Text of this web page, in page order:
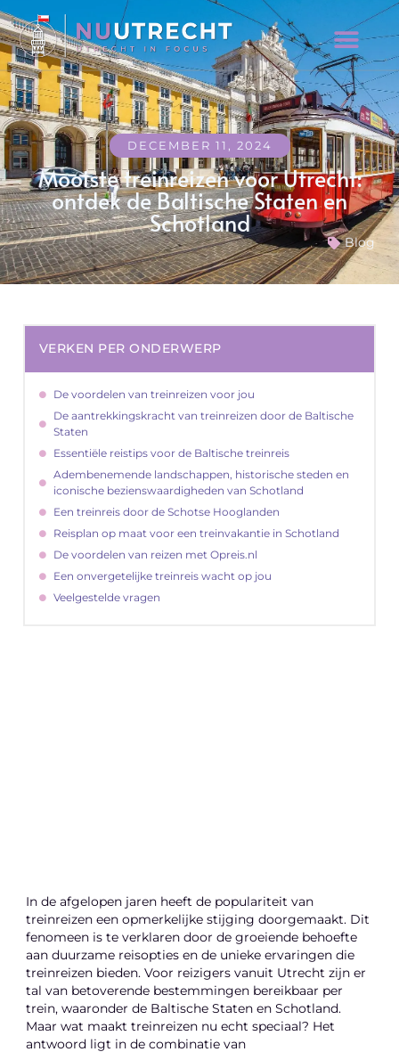
DECEMBER 11, 2024
Mooiste treinreizen voor Utrecht:
ontdek de Baltische Staten en
Schotland
Blog
In de afgelopen jaren heeft de populariteit van
treinreizen een opmerkelijke stijging doorgemaakt. Dit
fenomeen is te verklaren door de groeiende behoefte
aan duurzame reisopties en de unieke ervaringen die
treinreizen bieden. Voor reizigers vanuit Utrecht zijn er
tal van betoverende bestemmingen bereikbaar per
trein, waaronder de Baltische Staten en Schotland.
Maar wat maakt treinreizen nu echt speciaal? Het
antwoord ligt in de combinatie van
VERKEN PER ONDERWERP
De voordelen van treinreizen voor jou
De aantrekkingskracht van treinreizen door de Baltische
Staten
Essentiële reistips voor de Baltische treinreis
Adembenemende landschappen, historische steden en
iconische bezienswaardigheden van Schotland
Een treinreis door de Schotse Hooglanden
Reisplan op maat voor een treinvakantie in Schotland
De voordelen van reizen met Opreis.nl
Een onvergetelijke treinreis wacht op jou
Veelgestelde vragen